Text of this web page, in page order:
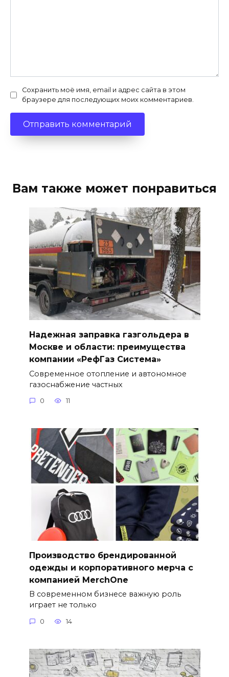
Сохранить моё имя, email и адрес сайта в этом
браузере для последующих моих комментариев.
Вам также может понравиться
Надежная заправка газгольдера в
Москве и области: преимущества
компании «РефГаз Система»
Современное отопление и автономное
газоснабжение частных
0 11
Производство брендированной
одежды и корпоративного мерча с
компанией MerchOne
В современном бизнесе важную роль
играет не только
0 14